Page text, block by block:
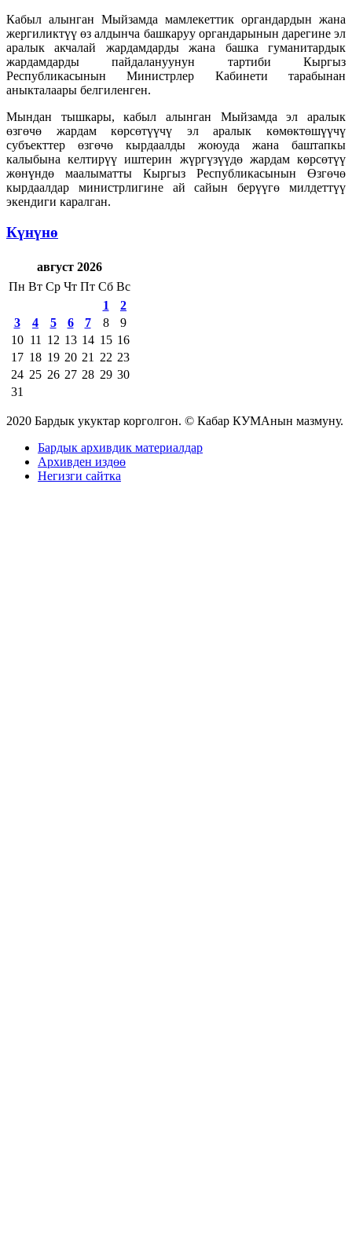
Кабыл алынган Мыйзамда мамлекеттик органдардын жана
жергиликтүү өз алдынча башкаруу органдарынын дарегине эл
аралык акчалай жардамдарды жана башка гуманитардык
жардамдарды пайдалануунун тартиби Кыргыз
Республикасынын Министрлер Кабинети тарабынан
аныкталаары белгиленген.
Мындан тышкары, кабыл алынган Мыйзамда эл аралык
өзгөчө жардам көрсөтүүчү эл аралык көмөктөшүүчү
субъекттер өзгөчө кырдаалды жоюуда жана баштапкы
калыбына келтирүү иштерин жүргүзүүдө жардам көрсөтүү
жөнүндө маалыматты Кыргыз Республикасынын Өзгөчө
кырдаалдар министрлигине ай сайын берүүгө милдеттүү
экендиги каралган.
Күнүнө
август 2026
Пн Вт Ср Чт Пт Сб Вс
1
2
3
4 5 6 7 8
9
10 11 12 13 14 15 16
17 18 19 20 21 22 23
24 25 26 27 28 29 30
31
2020 Бардык укуктар корголгон. © Кабар КУМАнын мазмуну.
Бардык архивдик материалдар
Архивден издөө
Негизги сайтка